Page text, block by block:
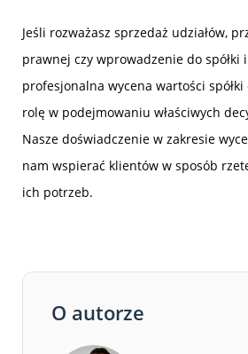
Jeśli rozważasz sprzedaż udziałów,
prawnej czy wprowadzenie do spółki
profesjonalna wycena wartości
rolę w podejmowaniu właściwych
Nasze doświadczenie w zakresie
nam wspierać klientów w sposób
ich potrzeb.
O autorze